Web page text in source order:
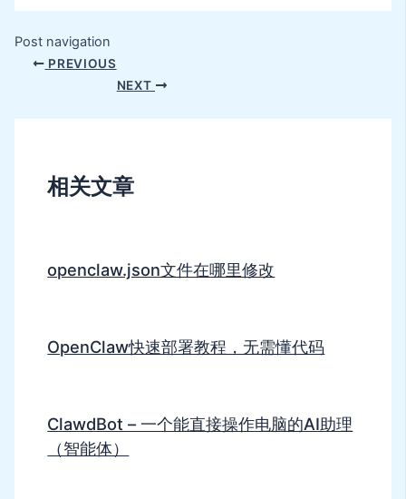
Post navigation
PREVIOUS
NEXT
相关文章
openclaw.json文件在哪里修改
OpenClaw快速部署教程，无需懂代码
ClawdBot – 一个能直接操作电脑的AI助理
（智能体）